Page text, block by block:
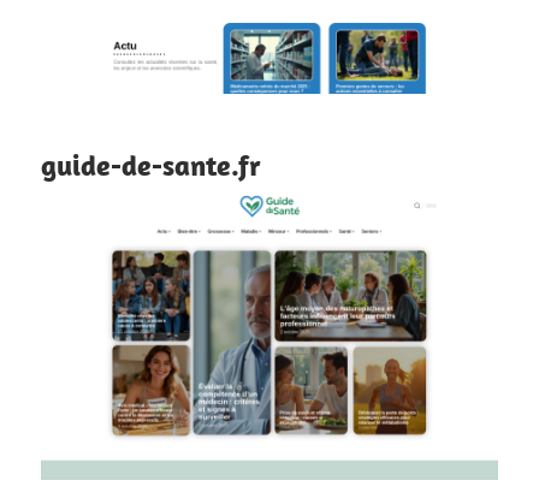
guide-de-sante.fr